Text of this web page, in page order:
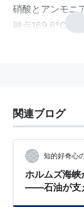
硝酸とアンモニ
融点169.6℃
関連ブログ
知的好奇心
ホルムズ海
——石油が支